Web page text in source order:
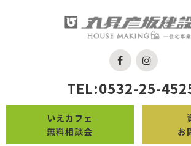
TEL:0532-25-
いえカフェ
無料相談会
お